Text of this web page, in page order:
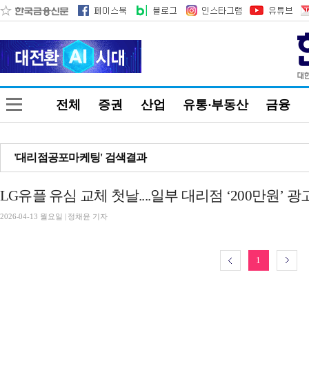
전체 증권 산업 유통·부동산 금융
'대리점공포마케팅' 검색결과
LG유플 유심 교체 첫날....일부 대리점 ‘200만원’ 광
2026-04-13 월요일 | 정채윤 기자
1